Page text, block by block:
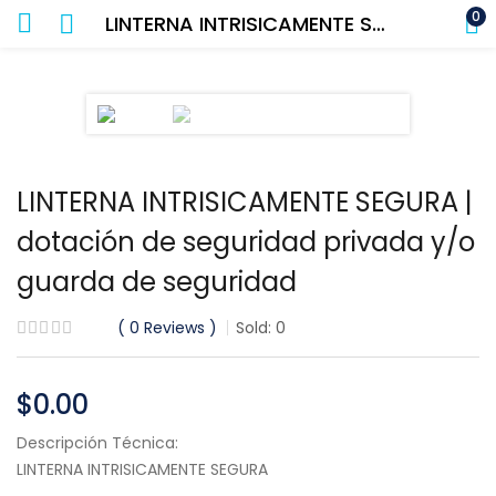
LINTERNA INTRISICAMENTE SEGURA | dotación de seguridad privada y/o guarda de seguridad 0
LINTERNA INTRISICAMENTE SEGURA |
dotación de seguridad privada y/o
guarda de seguridad
0 Reviews Sold: 0
$0.00
Descripción Técnica:
LINTERNA INTRISICAMENTE SEGURA